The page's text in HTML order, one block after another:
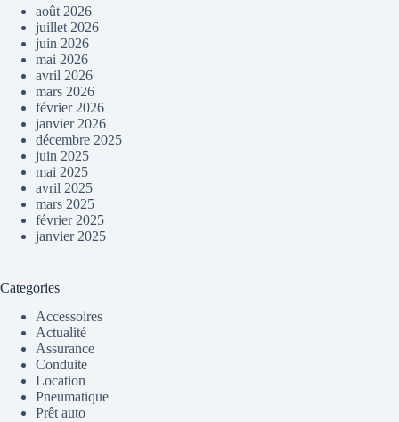
août 2026
juillet 2026
juin 2026
mai 2026
avril 2026
mars 2026
février 2026
janvier 2026
décembre 2025
juin 2025
mai 2025
avril 2025
mars 2025
février 2025
janvier 2025
Categories
Accessoires
Actualité
Assurance
Conduite
Location
Pneumatique
Prêt auto